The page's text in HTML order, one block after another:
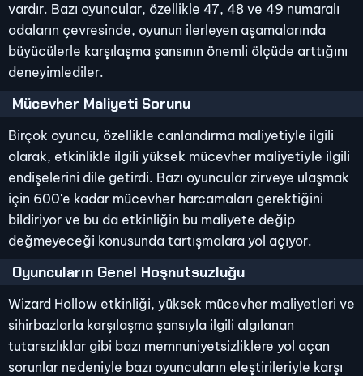
vardır. Bazı oyuncular, özellikle 47, 48 ve 49 numaralı
odaların çevresinde, oyunun ilerleyen aşamalarında
büyücülerle karşılaşma şansının önemli ölçüde arttığını
deneyimlediler.
Mücevher Maliyeti Sorunu
Birçok oyuncu, özellikle canlandırma maliyetiyle ilgili
olarak, etkinlikle ilgili yüksek mücevher maliyetiyle ilgili
endişelerini dile getirdi. Bazı oyuncular zirveye ulaşmak
için 600'e kadar mücevher harcamaları gerektiğini
bildiriyor ve bu da etkinliğin bu maliyete değip
değmeyeceği konusunda tartışmalara yol açıyor.
Oyuncuların Genel Hoşnutsuzluğu
Wizard Hollow etkinliği, yüksek mücevher maliyetleri ve
sihirbazlarla karşılaşma şansıyla ilgili algılanan
tutarsızlıklar gibi bazı memnuniyetsizliklere yol açan
sorunlar nedeniyle bazı oyuncuların eleştirileriyle karşı